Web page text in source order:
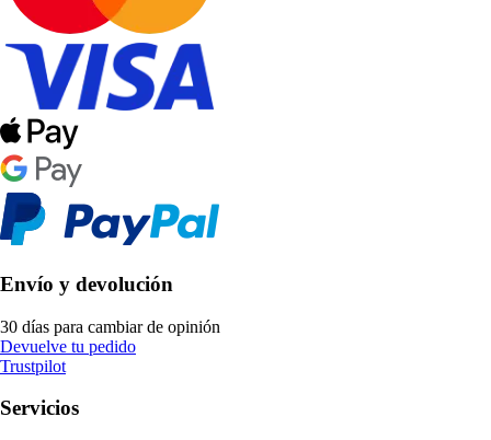
Envío y devolución
30 días para cambiar de opinión
Devuelve tu pedido
Trustpilot
Servicios